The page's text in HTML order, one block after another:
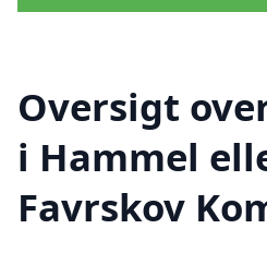
Oversigt
i Hammel
Favrskov